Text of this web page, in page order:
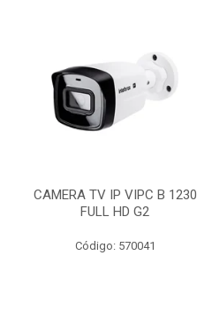
CAMERA TV IP VIPC B 1230
FULL HD G2
Código: 570041